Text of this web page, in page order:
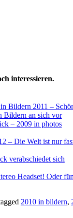
interessieren.
Bildern 2011 –
Bildern an sich vor
– 2009 in photos
– Die Welt ist nur
verabschiedet sich
Headset! Oder
2010 in bildern,